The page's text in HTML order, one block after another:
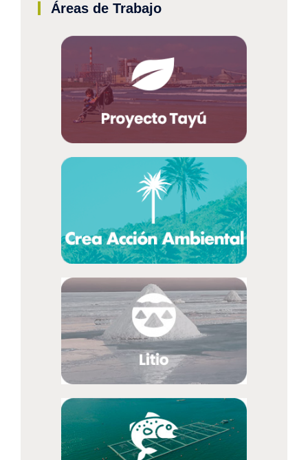
Áreas de Trabajo